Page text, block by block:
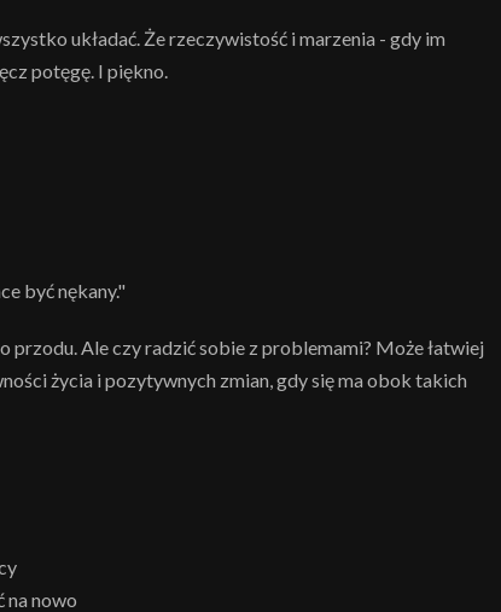
układać. Że rzeczywistość i marzenia - gdy im
potęgę. I piękno.
być nękany."
przodu. Ale czy radzić sobie z problemami? Może łatwiej
życia i pozytywnych zmian, gdy się ma obok takich
na nowo